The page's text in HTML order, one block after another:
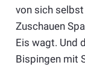
von sich
Zuschauen
Eis wagt. Und
Bispingen mit